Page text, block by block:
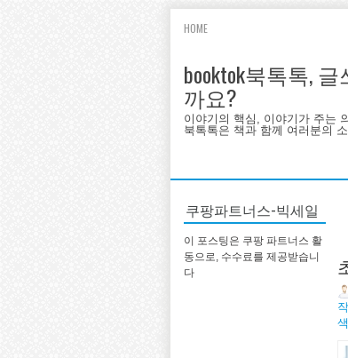
HOME
booktok북톡톡,
까요?
이야기의 핵심, 이야기가 주는
북톡톡은 책과 함께 여러분의
쿠팡파트너스-빅세일
이 포스팅은 쿠팡 파트너스 활
동으로, 수수료를 제공받습니
다